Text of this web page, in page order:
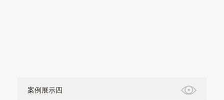
案例展示四